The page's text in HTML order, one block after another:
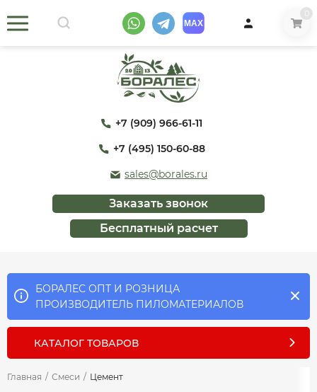
+7 (909) 966-61-11
+7 (495) 150-60-88
sales@borales.ru
Заказать звонок
Бесплатный расчет
БОРАЛЕС ОПТ И РОЗНИЦА
ПРОИЗВОДИТЕЛЬ ПИЛОМАТЕРИАЛОВ
КАТАЛОГ ТОВАРОВ
Главная / Смеси / Цемент